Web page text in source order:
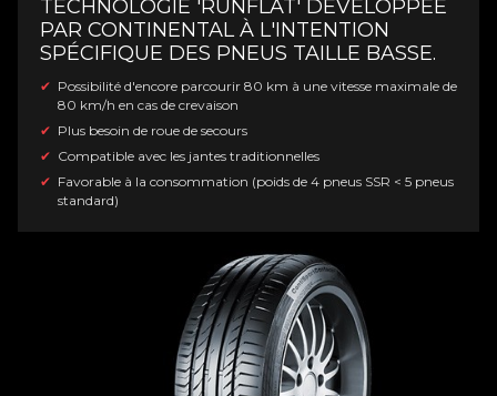
TECHNOLOGIE 'RUNFLAT' DÉVELOPPÉE
PAR CONTINENTAL À L'INTENTION
SPÉCIFIQUE DES PNEUS TAILLE BASSE.
Possibilité d'encore parcourir 80 km à une vitesse maximale de
80 km/h en cas de crevaison
Plus besoin de roue de secours
Compatible avec les jantes traditionnelles
Favorable à la consommation (poids de 4 pneus SSR < 5 pneus
standard)